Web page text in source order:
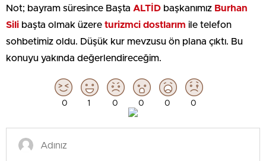
Not; bayram süresince Başta ALTİD başkanımız Burhan
Sili başta olmak üzere turizmci dostlarım ile telefon
sohbetimiz oldu. Düşük kur mevzusu ön plana çıktı. Bu
konuyu yakında değerlendireceğim.
0 1 0 0 0 0